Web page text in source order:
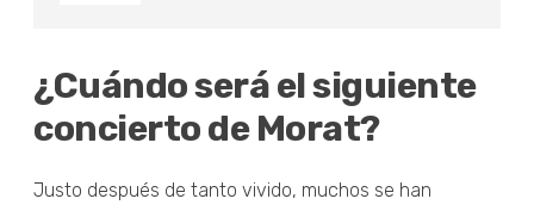
¿Cuándo será el siguiente
concierto de Morat?
Justo después de tanto vivido, muchos se han